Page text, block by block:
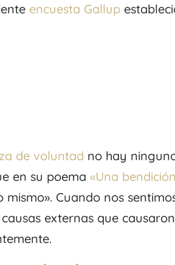
encuesta Gallup
de voluntad no hay
en su poema«Una bendición
Cuando nos
externas que causaron